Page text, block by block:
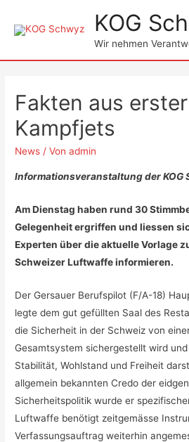
KOG
Wir nehmen
Fakten aus
Kampfjets
News / Vonadmin
Informationsveranstaltung der KOG
Am Dienstag haben rund 30
Gelegenheit ergriffen und liessen
Experten über die aktuelle Vorlage
Schweizer Luftwaffe informieren.
Der Gersauer Berufspilot (F/A-18)
legte dem gut gefüllten Saal des
die Sicherheit in der Schweiz von
Gesamtsystem sichergestellt wird
Stabilität, Wohlstand und Freiheit
allgemein bekannten Credo der
Sicherheitspolitik wurde er
Luftwaffe benötigt zeitgemässe
Verfassungsauftrag weiterhin